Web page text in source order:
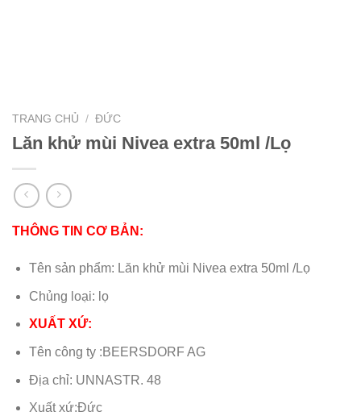
TRANG CHỦ / ĐỨC
Lăn khử mùi Nivea extra 50ml /Lọ
THÔNG TIN CƠ BẢN:
Tên sản phẩm: Lăn khử mùi Nivea extra 50ml /Lọ
Chủng loại: lọ
XUẤT XỨ:
Tên công ty :BEERSDORF AG
Địa chỉ: UNNASTR. 48
Xuất xứ:Đức